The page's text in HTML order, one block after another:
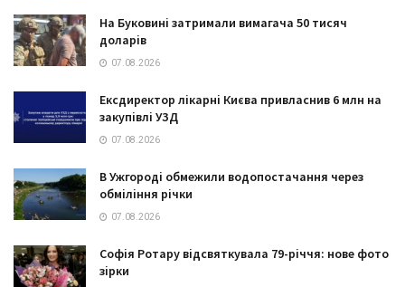
На Буковині затримали вимагача 50 тисяч
доларів
07.08.2026
Ексдиректор лікарні Києва привласнив 6 млн на
закупівлі УЗД
07.08.2026
В Ужгороді обмежили водопостачання через
обміління річки
07.08.2026
Софія Ротару відсвяткувала 79-річчя: нове фото
зірки